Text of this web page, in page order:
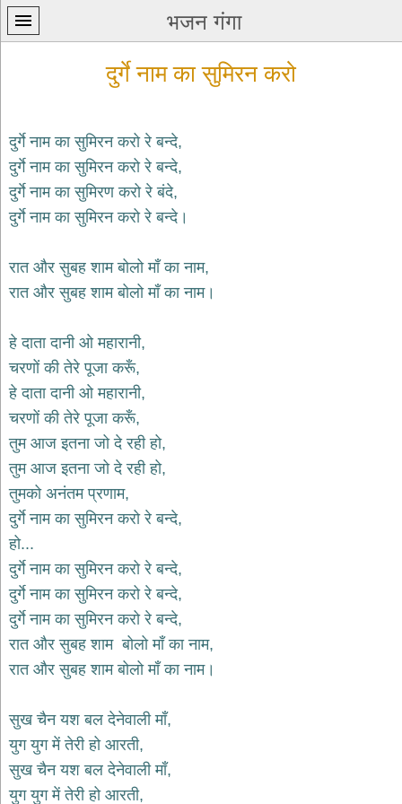
भजन गंगा
प्रथम
पन्ना
home
भजन
krishna
bhajans
भजन
bhajans
हनुमान
भजन
bhajans
साईं
भजन
sai
bhajans
जैन
भजन
jain
bhajans
भजन
durga
bhajans
गणेश
भजन
ganesh
bhajans
राम
दुर्गे नाम का सुमिरन करो
दुर्गे नाम का सुमिरन करो रे बन्दे,
दुर्गे नाम का सुमिरन करो रे बन्दे,
दुर्गे नाम का सुमिरण करो रे बंदे,
दुर्गे नाम का सुमिरन करो रे बन्दे।
रात और सुबह शाम बोलो माँ का नाम,
रात और सुबह शाम बोलो माँ का नाम।
हे दाता दानी ओ महारानी,
चरणों की तेरे पूजा करूँ,
हे दाता दानी ओ महारानी,
चरणों की तेरे पूजा करूँ,
तुम आज इतना जो दे रही हो,
तुम आज इतना जो दे रही हो,
तुमको अनंतम प्रणाम,
दुर्गे नाम का सुमिरन करो रे बन्दे,
हो...
दुर्गे नाम का सुमिरन करो रे बन्दे,
दुर्गे नाम का सुमिरन करो रे बन्दे,
दुर्गे नाम का सुमिरन करो रे बन्दे,
रात और सुबह शाम बोलो माँ का नाम,
रात और सुबह शाम बोलो माँ का नाम।
सुख चैन यश बल देनेवाली माँ,
युग युग में तेरी हो आरती,
सुख चैन यश बल देनेवाली माँ,
युग युग में तेरी हो आरती,